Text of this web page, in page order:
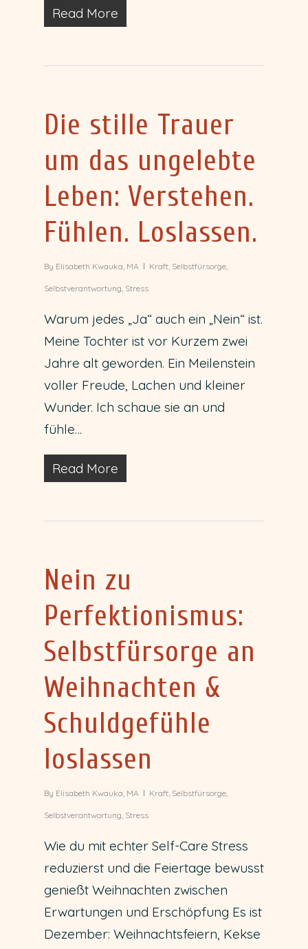
Read More
Die stille Trauer
um das ungelebte
Leben: Verstehen.
Fühlen. Loslassen.
By Elisabeth Kwauka, MA Kraft, Selbstfürsorge,
Selbstverantwortung, Stress
Warum jedes „Ja“ auch ein „Nein“ ist.
Meine Tochter ist vor Kurzem zwei
Jahre alt geworden. Ein Meilenstein
voller Freude, Lachen und kleiner
Wunder. Ich schaue sie an und
fühle…
Read More
Nein zu
Perfektionismus:
Selbstfürsorge an
Weihnachten &
Schuldgefühle
loslassen
By Elisabeth Kwauka, MA Kraft, Selbstfürsorge,
Selbstverantwortung, Stress
Wie du mit echter Self-Care Stress
reduzierst und die Feiertage bewusst
genießt Weihnachten zwischen
Erwartungen und Erschöpfung Es ist
Dezember: Weihnachtsfeiern, Kekse